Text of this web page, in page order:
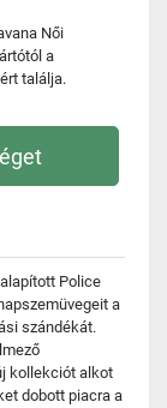
Női
a
találja.
Police
a
szándékát.
kollekciót alkot
dobott piacra a